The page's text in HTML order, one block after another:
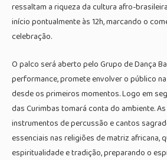
ressaltam a riqueza da cultura afro-
início pontualmente às 12h, marcando o
celebração.
O palco será aberto pelo Grupo de Dança
performance, promete envolver o público
desde os primeiros momentos. Logo em
das Curimbas tomará conta do ambiente.
instrumentos de percussão e cantos
essenciais nas religiões de matriz africana,
espiritualidade e tradição, preparando o